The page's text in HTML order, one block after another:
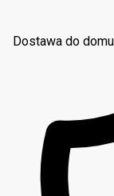
Dostawa do